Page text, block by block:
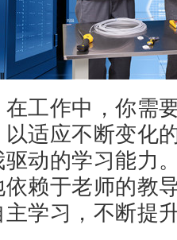
工作中，你需
适应不断变化
动的学习能力
赖于老师的教
主学习，不断提